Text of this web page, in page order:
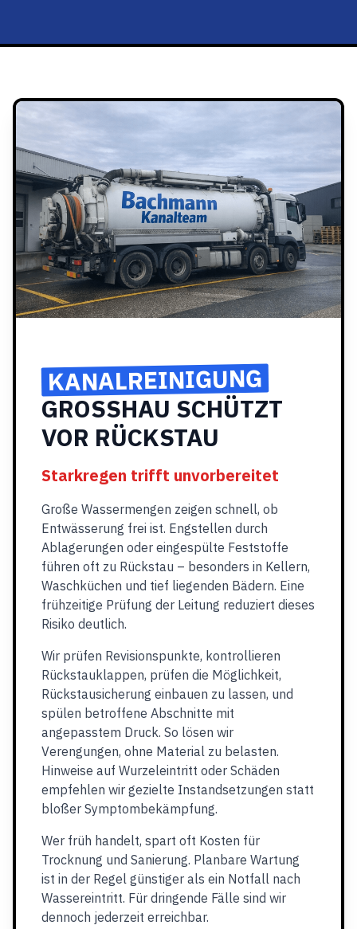
KANALREINIGUNG
GROSSHAU SCHÜTZT
VOR RÜCKSTAU
Starkregen trifft unvorbereitet
Große Wassermengen zeigen schnell, ob
Entwässerung frei ist. Engstellen durch
Ablagerungen oder eingespülte Feststoffe
führen oft zu Rückstau – besonders in Kellern,
Waschküchen und tief liegenden Bädern. Eine
frühzeitige Prüfung der Leitung reduziert dieses
Risiko deutlich.
Wir prüfen Revisionspunkte, kontrollieren
Rückstauklappen, prüfen die Möglichkeit,
Rückstausicherung einbauen zu lassen, und
spülen betroffene Abschnitte mit
angepasstem Druck. So lösen wir
Verengungen, ohne Material zu belasten.
Hinweise auf Wurzeleintritt oder Schäden
empfehlen wir gezielte Instandsetzungen statt
bloßer Symptombekämpfung.
Wer früh handelt, spart oft Kosten für
Trocknung und Sanierung. Planbare Wartung
ist in der Regel günstiger als ein Notfall nach
Wassereintritt. Für dringende Fälle sind wir
dennoch jederzeit erreichbar.